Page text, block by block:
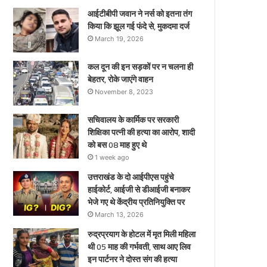
आईटीबीपी जवान ने नर्स को इतना तंग
किया कि झूल गई फंदे से, मुकदमा दर्ज
March 19, 2026
कल दून की इन सड़कों पर न चलना ही
बेहतर, रोके जाएंगे वाहन
November 8, 2023
सचिवालय के कार्मिक पर सरकारी
शिक्षिका पत्नी की हत्या का आरोप, शादी
को बस 08 माह हुए थे
1 week ago
उत्तराखंड के दो आईपीएस पहुंचे
हाईकोर्ट, आईजी से डीआईजी बनाकर
भेजे गए थे केंद्रीय प्रतिनियुक्ति पर
March 13, 2026
रुद्रप्रयाग के होटल में मृत मिली महिला
थी 05 माह की गर्भवती, साथ आए लिव
इन पार्टनर ने दोस्त संग की हत्या